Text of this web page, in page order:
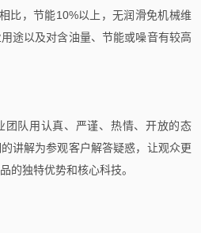
比，节能10%以上，无润滑免机械维
途以及对含油量、节能或噪音有较高
团队用认真、严谨、热情、开放的态
讲解为参观客户解答疑惑，让观众更
的独特优势和核心科技。